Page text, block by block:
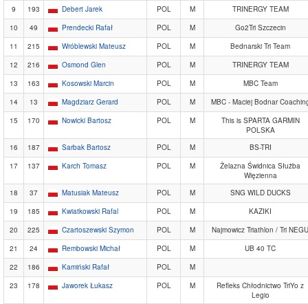
9
193 Debert Jarek POL M
TRINERGY TEAM
10
49 Prendecki Rafał POL M
Go2Tri Szczecin
11
215 Wróblewski Mateusz POL M
Bednarski Tri Team
12
216 Osmond Glen POL M
TRINERGY TEAM
13
163 Kosowski Marcin POL M
MBC Team
14
13 Magdziarz Gerard POL M
MBC - Maciej Bodnar
15
170 Nowicki Bartosz POL M
This is SPARTA GARMIN
POLSKA
16
187 Sarbak Bartosz POL M
BS-TRI
17
137 Karch Tomasz POL M
Żelazna Świdnica Służba
Więzienna
18
37 Matusiak Mateusz POL M
SNG WILD DUCKS
19
185 Kwiatkowski Rafal POL M
KAZIKI
20
225 Czartoszewski Szymon POL M
Najmowicz Triathlon / Tri NEGU
21
24 Rembowski Michał POL M
UB 40 TC
22
186 Kamiński Rafał POL
M
23
178 Jaworek Łukasz POL M
Refleks Chłodnictwo TriYo z
Legio